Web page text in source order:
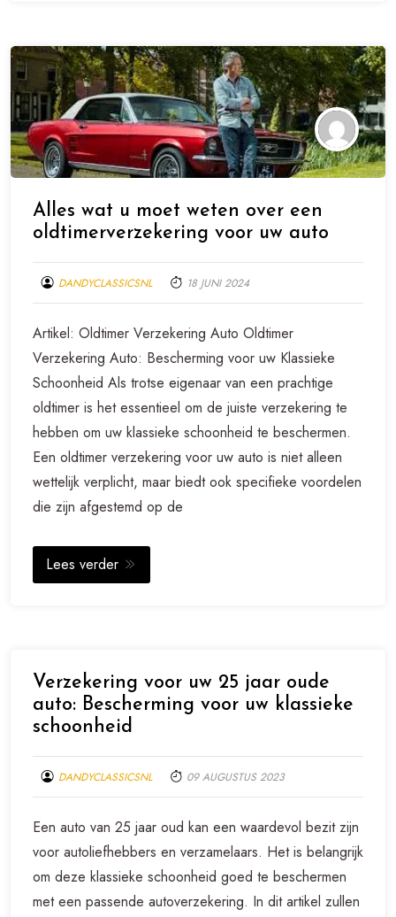
Alles wat u moet weten over een
oldtimerverzekering voor uw auto
DANDYCLASSICSNL 18 JUNI 2024
Artikel: Oldtimer Verzekering Auto Oldtimer
Verzekering Auto: Bescherming voor uw Klassieke
Schoonheid Als trotse eigenaar van een prachtige
oldtimer is het essentieel om de juiste verzekering te
hebben om uw klassieke schoonheid te beschermen.
Een oldtimer verzekering voor uw auto is niet alleen
wettelijk verplicht, maar biedt ook specifieke voordelen
die zijn afgestemd op de
Lees verder
Verzekering voor uw 25 jaar oude
auto: Bescherming voor uw klassieke
schoonheid
DANDYCLASSICSNL 09 AUGUSTUS 2023
Een auto van 25 jaar oud kan een waardevol bezit zijn
voor autoliefhebbers en verzamelaars. Het is belangrijk
om deze klassieke schoonheid goed te beschermen
met een passende autoverzekering. In dit artikel zullen